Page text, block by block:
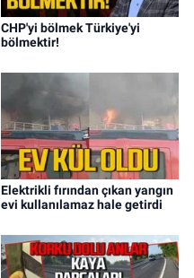
CHP'yi bölmek Türkiye'yi
bölmektir!
Elektrikli fırından çıkan yangın
evi kullanılamaz hale getirdi